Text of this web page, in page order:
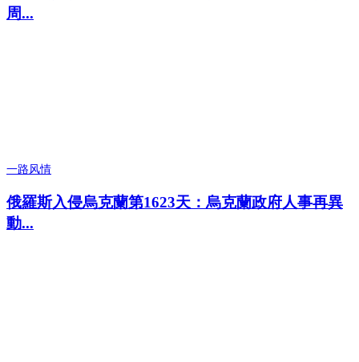
周...
一路风情
俄羅斯入侵烏克蘭第1623天：烏克蘭政府人事再異
動...